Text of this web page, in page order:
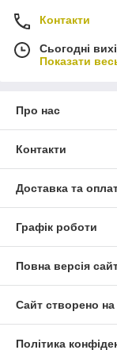
Контакти
Сьогодні
Показати
Про нас
Контакти
Доставка та
Графік роботи
Повна версія
Сайт створено на
Політика